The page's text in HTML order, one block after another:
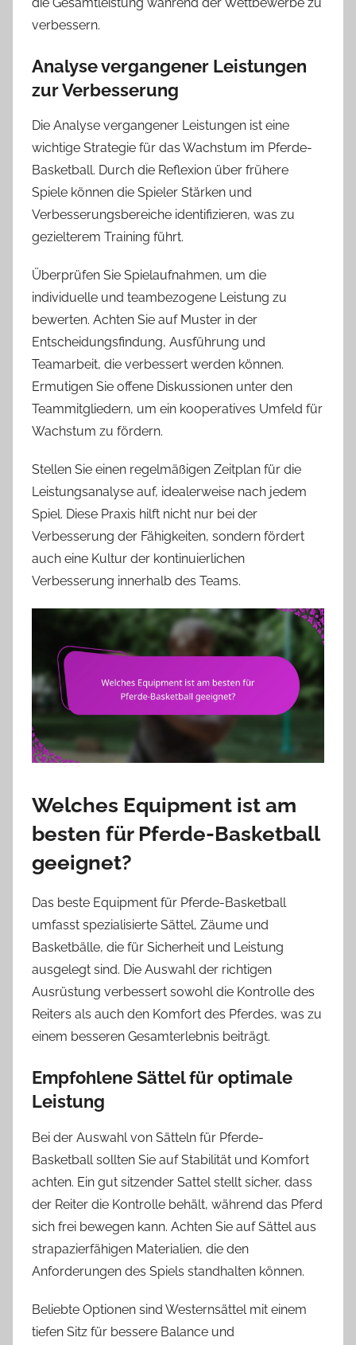
verbessern.
Analyse vergangener Leistungen
zur Verbesserung
Die Analyse vergangener Leistungen ist eine
wichtige Strategie für das Wachstum im Pferde-
Basketball. Durch die Reflexion über frühere
Spiele können die Spieler Stärken und
Verbesserungsbereiche identifizieren, was zu
gezielterem Training führt.
Überprüfen Sie Spielaufnahmen, um die
individuelle und teambezogene Leistung zu
bewerten. Achten Sie auf Muster in der
Entscheidungsfindung, Ausführung und
Teamarbeit, die verbessert werden können.
Ermutigen Sie offene Diskussionen unter den
Teammitgliedern, um ein kooperatives Umfeld für
Wachstum zu fördern.
Stellen Sie einen regelmäßigen Zeitplan für die
Leistungsanalyse auf, idealerweise nach jedem
Spiel. Diese Praxis hilft nicht nur bei der
Verbesserung der Fähigkeiten, sondern fördert
auch eine Kultur der kontinuierlichen
Verbesserung innerhalb des Teams.
Welches Equipment ist am
besten für Pferde-Basketball
geeignet?
Das beste Equipment für Pferde-Basketball
umfasst spezialisierte Sättel, Zäume und
Basketbälle, die für Sicherheit und Leistung
ausgelegt sind. Die Auswahl der richtigen
Ausrüstung verbessert sowohl die Kontrolle des
Reiters als auch den Komfort des Pferdes, was zu
einem besseren Gesamterlebnis beiträgt.
Empfohlene Sättel für optimale
Leistung
Bei der Auswahl von Sätteln für Pferde-
Basketball sollten Sie auf Stabilität und Komfort
achten. Ein gut sitzender Sattel stellt sicher, dass
der Reiter die Kontrolle behält, während das Pferd
sich frei bewegen kann. Achten Sie auf Sättel aus
strapazierfähigen Materialien, die den
Anforderungen des Spiels standhalten können.
Beliebte Optionen sind Westernsättel mit einem
tiefen Sitz für bessere Balance und